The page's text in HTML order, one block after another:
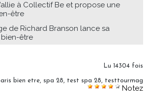
à Collectif Be et propose une
être
de Richard Branson lance sa
être
Lu 14304 fois
bien etre, spa 28, test spa 28, testtourmag
Notez